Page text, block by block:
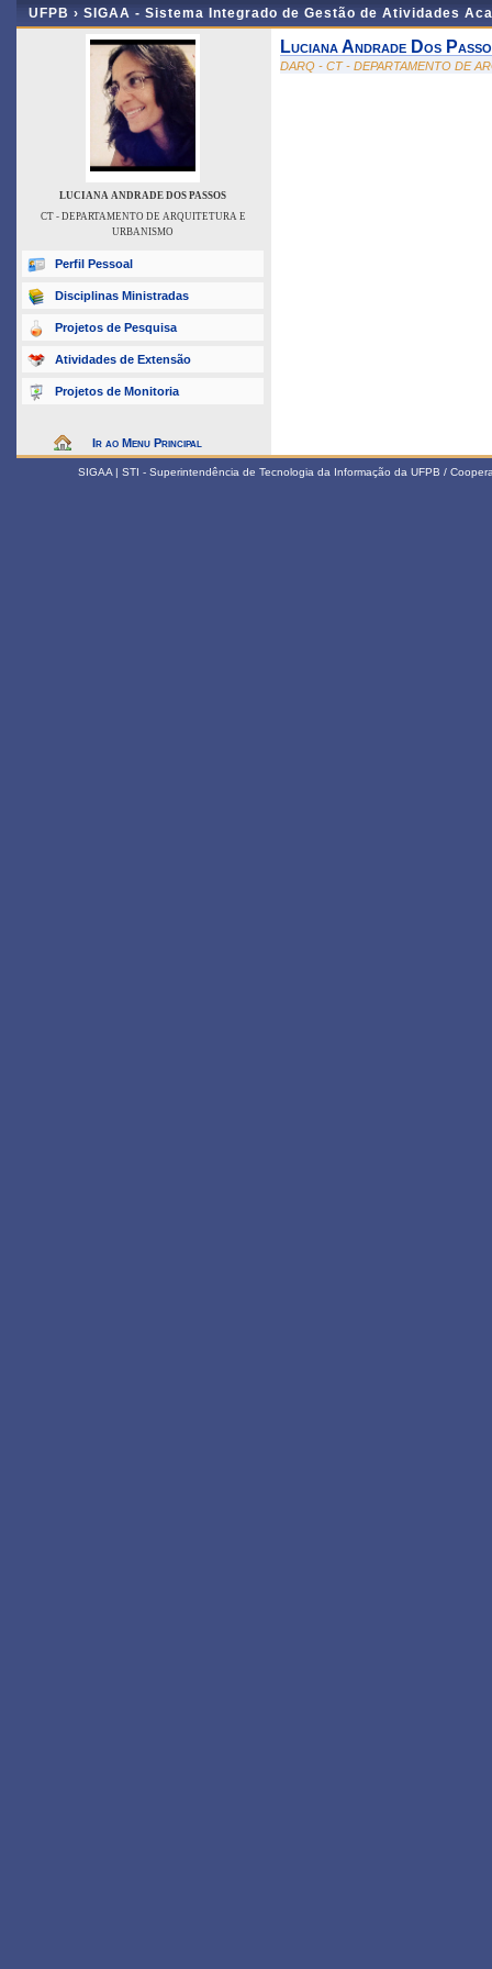
UFPB › SIGAA - Sistema Integrado de Gestão de Atividades
LUCIANA ANDRADE DOS PASSOS
CT - DEPARTAMENTO DE ARQUITETURA E
URBANISMO
Perfil Pessoal
Disciplinas Ministradas
Projetos de Pesquisa
Atividades de Extensão
Projetos de Monitoria
Ir ao Menu Principal
Luciana Andrade Dos
DARQ - CT - DEPARTAMENTO DE
SIGAA | STI - Superintendência de Tecnologia da Informação da UFPB /